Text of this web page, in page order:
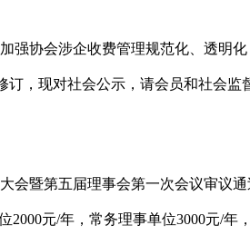
加强协会涉企收费管理规范化、透明化
订，现对社会公示，请会员和社会监
会暨第五届理事会第一次会议审议通
2000元/年，常务理事单位3000元/年